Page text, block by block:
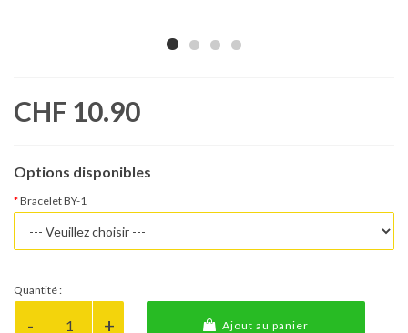
CHF 10.90
Options disponibles
Bracelet BY-1
Quantité :
Ajout au panier